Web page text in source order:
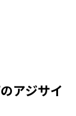
アジサイ